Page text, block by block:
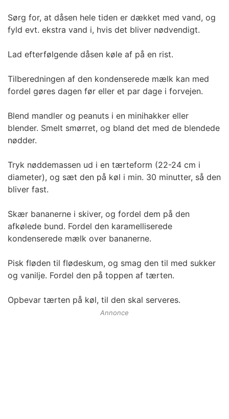
Sørg for, at dåsen hele tiden er dækket med vand, og
fyld evt. ekstra vand i, hvis det bliver nødvendigt.
Lad efterfølgende dåsen køle af på en rist.
Tilberedningen af den kondenserede mælk kan med
fordel gøres dagen før eller et par dage i forvejen.
Blend mandler og peanuts i en minihakker eller
blender. Smelt smørret, og bland det med de blendede
nødder.
Tryk nøddemassen ud i en tærteform (22-24 cm i
diameter), og sæt den på køl i min. 30 minutter, så den
bliver fast.
Skær bananerne i skiver, og fordel dem på den
afkølede bund. Fordel den karamelliserede
kondenserede mælk over bananerne.
Pisk fløden til flødeskum, og smag den til med sukker
og vanilje. Fordel den på toppen af tærten.
Opbevar tærten på køl, til den skal serveres.
Annonce